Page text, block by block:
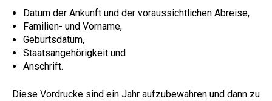
Datum der Ankunft und der voraussichtlichen Abreise,
Familien- und Vorname,
Geburtsdatum,
Staatsangehörigkeit und
Anschrift.
Diese Vordrucke sind ein Jahr aufzubewahren und dann zu